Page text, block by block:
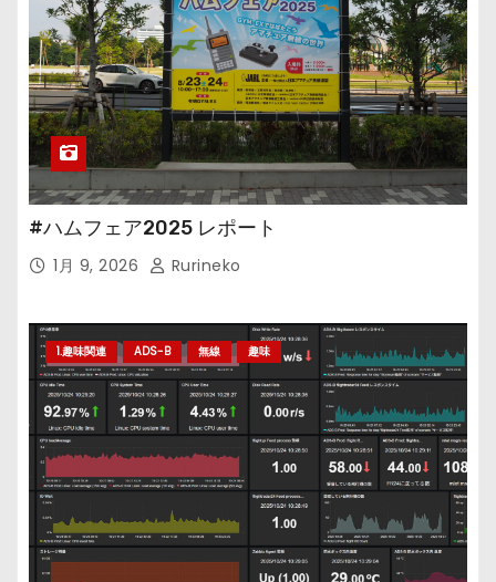
#ハムフェア2025 レポート
1月 9, 2026 Rurineko
1.趣味関連 ADS-B 無線 趣味